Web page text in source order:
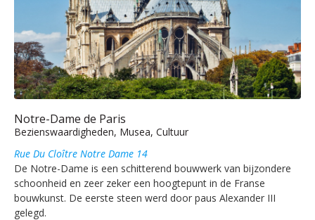
Notre-Dame de Paris
Bezienswaardigheden, Musea, Cultuur
Rue Du Cloître Notre Dame 14
De Notre-Dame is een schitterend bouwwerk van bijzondere
schoonheid en zeer zeker een hoogtepunt in de Franse
bouwkunst. De eerste steen werd door paus Alexander III
gelegd.